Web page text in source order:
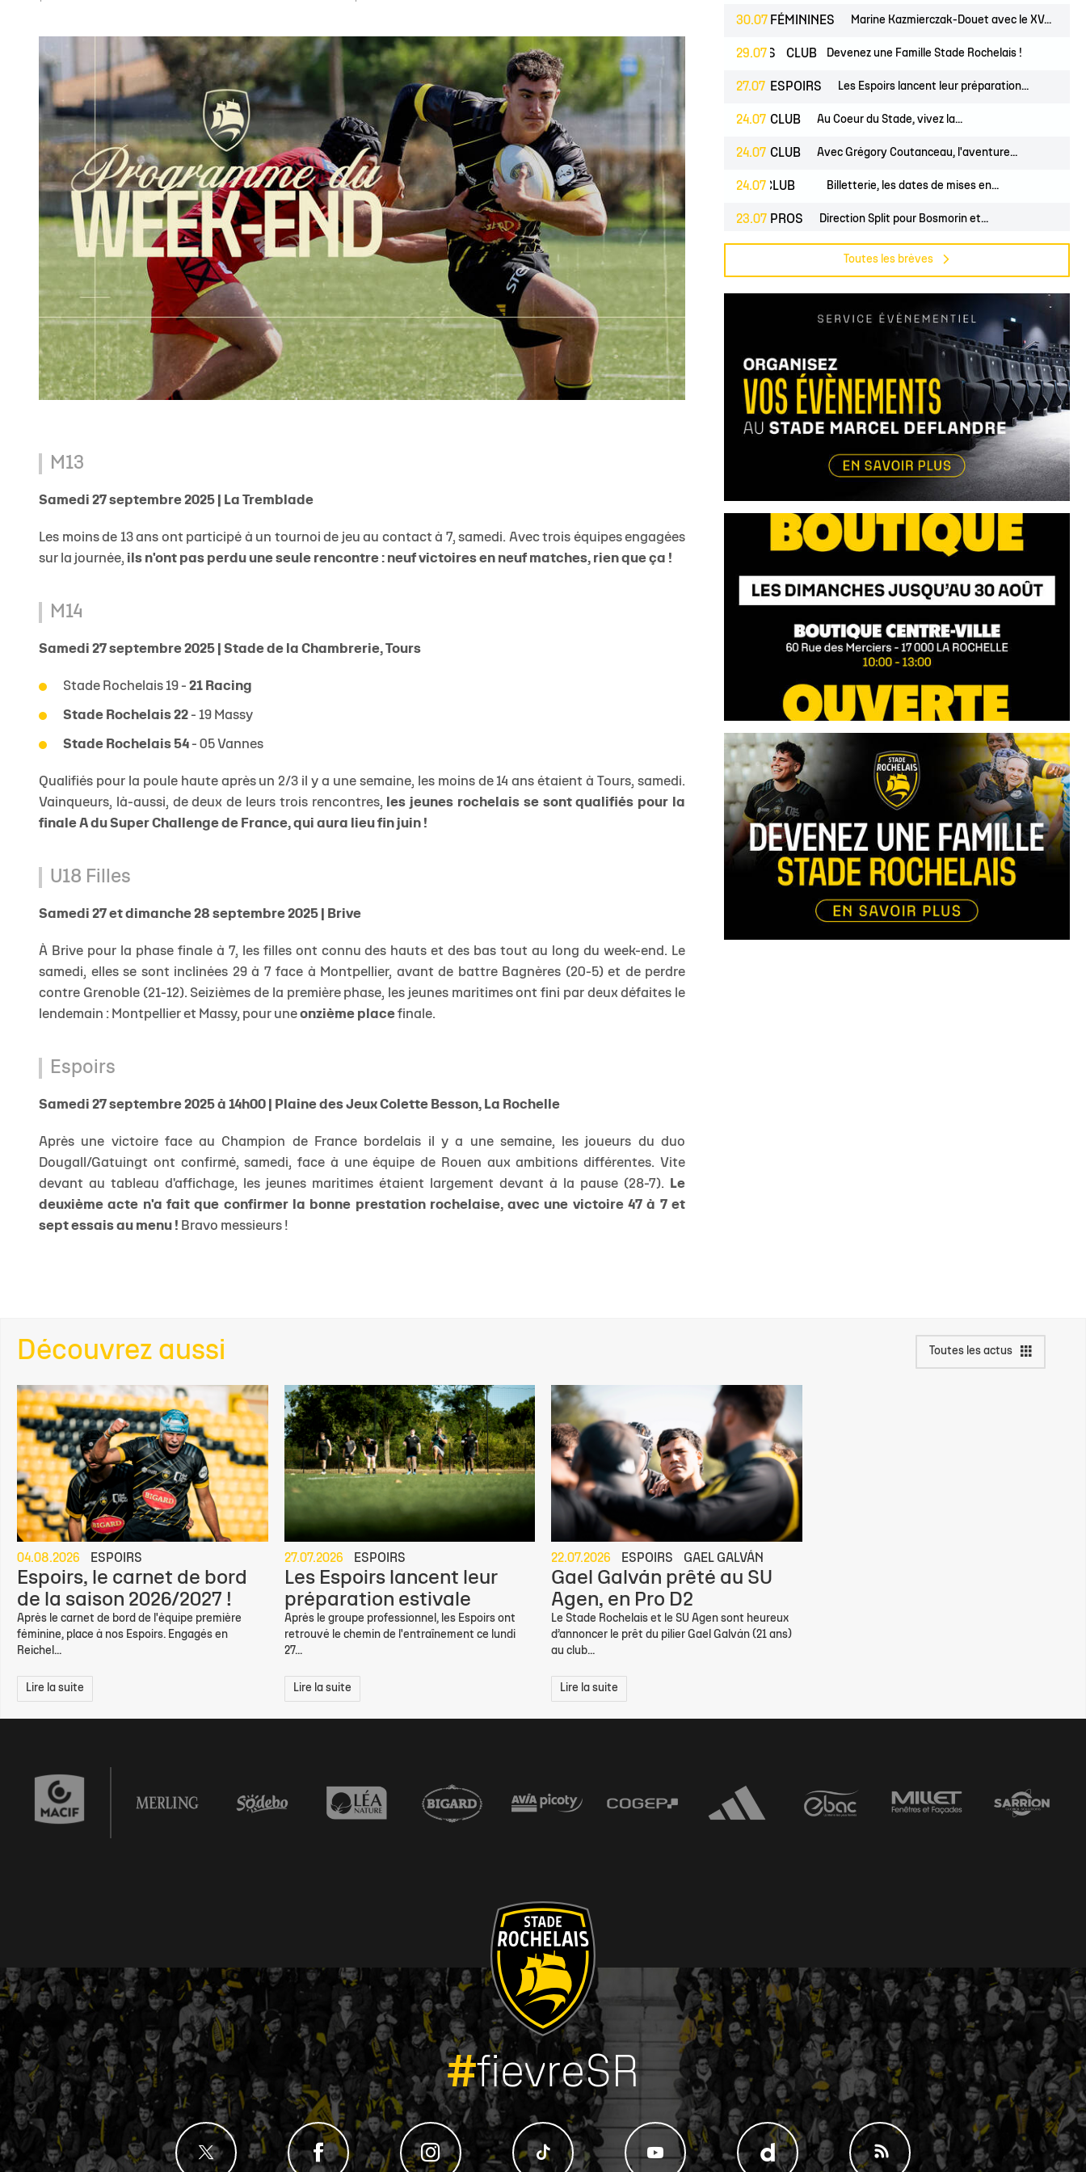
M13
Samedi 27 septembre 2025 | La Tremblade
Les moins de 13 ans ont participé à un tournoi de jeu au contact à 7, samedi. Avec trois équipes engagées
sur la journée, ils n'ont pas perdu une seule rencontre : neuf victoires en neuf matches, rien que ça !
M14
Samedi 27 septembre 2025 | Stade de la Chambrerie, Tours
Stade Rochelais 19 - 21 Racing
Stade Rochelais 22 - 19 Massy
Stade Rochelais 54 - 05 Vannes
Qualifiés pour la poule haute après un 2/3 il y a une semaine, les moins de 14 ans étaient à Tours, samedi.
Vainqueurs, là-aussi, de deux de leurs trois rencontres,
les jeunes rochelais se sont qualifiés pour la
finale A du Super Challenge de France, qui aura lieu fin juin !
U18 Filles
Samedi 27 et dimanche 28 septembre 2025 | Brive
À Brive pour la phase finale à 7, les filles ont connu des hauts et des bas tout au long du week-end. Le
samedi, elles se sont inclinées 29 à 7 face à Montpellier, avant de battre Bagnères (20-5) et de perdre
contre Grenoble (21-12). Seizièmes de la première phase, les jeunes maritimes ont fini par deux défaites le
lendemain : Montpellier et Massy, pour une onzième place finale.
Espoirs
Samedi 27 septembre 2025 à 14h00 | Plaine des Jeux Colette Besson, La Rochelle
Après une victoire face au Champion de France bordelais il y a une semaine, les joueurs du duo
Dougall/Gatuingt ont confirmé, samedi, face à une équipe de Rouen aux ambitions différentes. Vite
devant au tableau d'affichage, les jeunes maritimes étaient largement devant à la pause (28-7). Le
deuxième acte n'a fait que confirmer la bonne prestation rochelaise, avec une victoire 47 à 7 et
sept essais au menu ! Bravo messieurs !
30.07 FÉMININES Marine Kazmierczak-Douet avec le XV...
29.07
JEUNES FÉMININES CLUB Devenez une Famille Stade Rochelais !
27.07 ESPOIRS Les Espoirs lancent leur préparation...
24.07 CLUB Au Coeur du Stade, vivez la...
24.07 CLUB Avec Grégory Coutanceau, l'aventure...
24.07
CLUB Billetterie, les dates de mises en...
23.07 PROS Direction Split pour Bosmorin et...
Pré-saison du groupe professionnel,...
Toutes les brèves
Découvrez aussi Toutes les actus
04.08.2026 ESPOIRS
Espoirs, le carnet de bord
de la saison 2026/2027 !
Après le carnet de bord de l'équipe première
féminine, place à nos Espoirs. Engagés en
Reichel...
Lire la suite
27.07.2026 ESPOIRS
Les Espoirs lancent leur
préparation estivale
Après le groupe professionnel, les Espoirs ont
retrouvé le chemin de l'entraînement ce lundi
27...
Lire la suite
22.07.2026 ESPOIRS GAEL GALVÁN
Gael Galván prêté au SU
Agen, en Pro D2
Le Stade Rochelais et le SU Agen sont heureux
d’annoncer le prêt du pilier Gael Galván (21 ans)
au club...
Lire la suite
#fievreSR